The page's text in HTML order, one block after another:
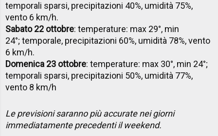
temporali sparsi, precipitazioni 40%, umidità 75%,
vento 6 km/h.
Sabato 22 ottobre: temperature: max 29°, min
24°; temporale, precipitazioni 60%, umidità 78%, vento
6 km/h.
Domenica 23 ottobre: temperature: max 30°, min 24°;
temporali sparsi, precipitazioni 50%, umidità 77%,
vento 8 km/h
Le previsioni saranno più accurate nei giorni
immediatamente precedenti il weekend.